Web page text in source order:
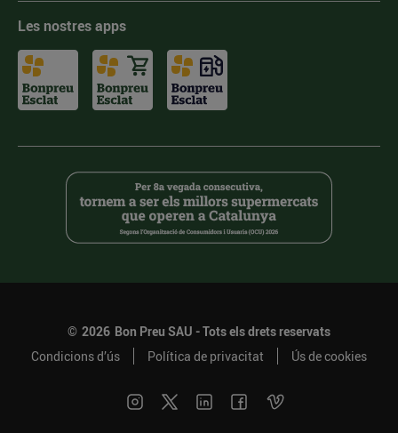
Les nostres apps
© 2026 Bon Preu SAU - Tots els drets reservats
Condicions d’ús
Política de privacitat Ús de cookies